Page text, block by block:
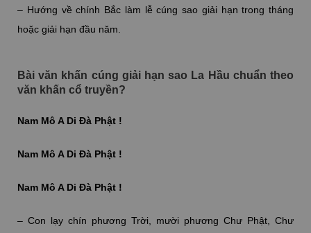
– Hướng về chính Bắc làm lễ cúng sao giải hạn trong tháng
hoặc giải hạn đầu năm.
Bài văn khấn cúng giải hạn sao La Hầu chuẩn theo
văn khấn cổ truyền?
Nam Mô A Di Đà Phật !
Nam Mô A Di Đà Phật !
Nam Mô A Di Đà Phật !
– Con lạy chín phương Trời, mười phương Chư Phật, Chư